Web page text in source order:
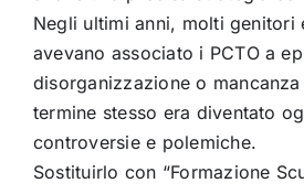
Negli ultimi anni, molti genitori
avevano associato i PCTO a
disorganizzazione o
termine stesso era diventato
controversie e polemiche.
Sostituirlo con “Formazione